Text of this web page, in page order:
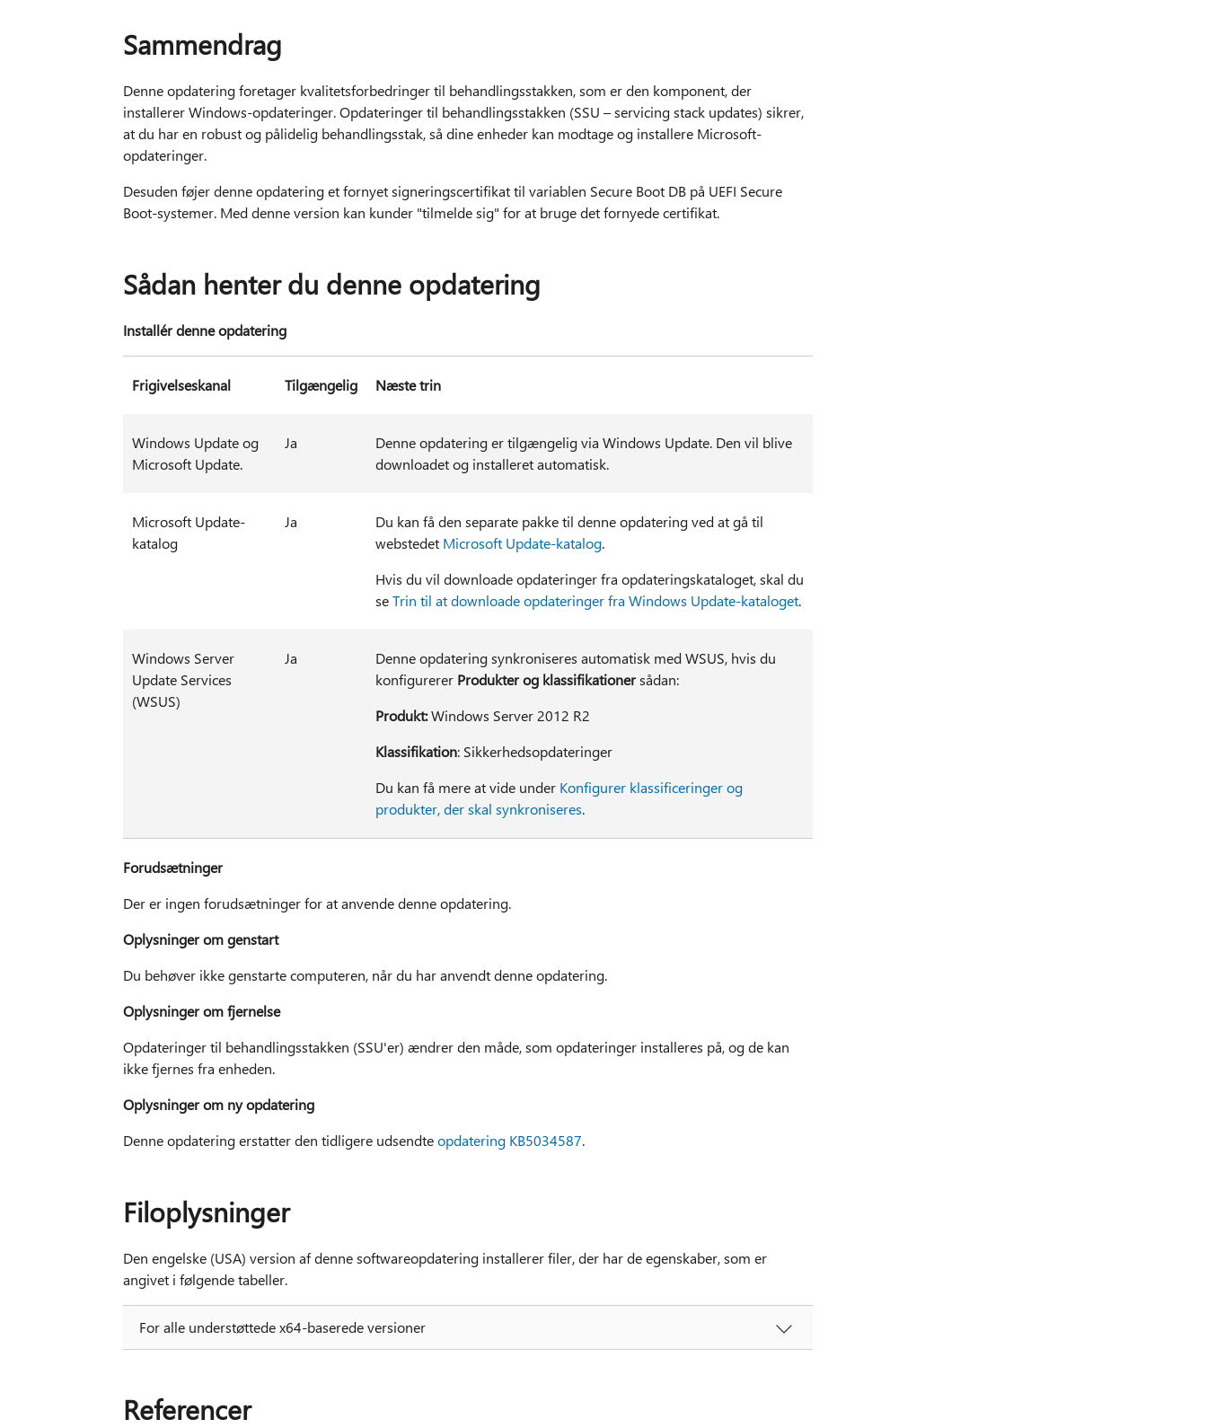
Sammendrag
Denne opdatering foretager kvalitetsforbedringer til behandlingsstakken, som er den komponent, der
installerer Windows-opdateringer. Opdateringer til behandlingsstakken (SSU – servicing stack updates) sikrer,
at du har en robust og pålidelig behandlingsstak, så dine enheder kan modtage og installere Microsoft-
opdateringer.
Desuden føjer denne opdatering et fornyet signeringscertifikat til variablen Secure Boot DB på UEFI Secure
Boot-systemer. Med denne version kan kunder "tilmelde sig" for at bruge det fornyede certifikat.
Sådan henter du denne opdatering
Installér denne opdatering
Frigivelseskanal Tilgængelig Næste trin
Windows Update og
Microsoft Update.
Ja
Denne opdatering er tilgængelig via Windows Update. Den vil blive
downloadet og installeret automatisk.
Microsoft Update-
katalog
Ja
Du kan få den separate pakke til denne opdatering ved at gå til
webstedet Microsoft Update-katalog.
Hvis du vil downloade opdateringer fra opdateringskataloget, skal du
seTrin til at downloade opdateringer fra Windows Update-kataloget.
Windows Server
Update Services
(WSUS)
Ja
Denne opdatering synkroniseres automatisk med WSUS, hvis du
konfigurerer Produkter og klassifikationersådan:
Produkt:Windows Server 2012 R2
Klassifikation: Sikkerhedsopdateringer
Du kan få mere at vide under Konfigurer klassificeringer og
produkter, der skal synkroniseres.
Forudsætninger
Der er ingen forudsætninger for at anvende denne opdatering.
Oplysninger om genstart
Du behøver ikke genstarte computeren, når du har anvendt denne opdatering.
Oplysninger om fjernelse
Opdateringer til behandlingsstakken (SSU'er) ændrer den måde, som opdateringer installeres på, og de kan
ikke fjernes fra enheden.
Oplysninger om ny opdatering
Denne opdatering erstatter den tidligere udsendteopdatering KB5034587.
Filoplysninger
Den engelske (USA) version af denne softwareopdatering installerer filer, der har de egenskaber, som er
angivet i følgende tabeller.
For alle understøttede x64-baserede versioner
Referencer